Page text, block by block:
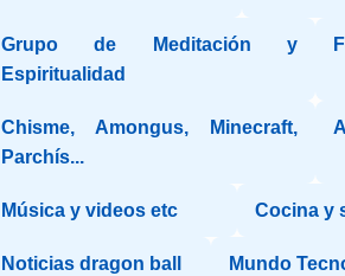
Grupo de Meditación y
Espiritualidad
Chisme, Amongus, Minecraft,
Parchís...
Música y videos etc Cocina y
Noticias dragon ball Mundo